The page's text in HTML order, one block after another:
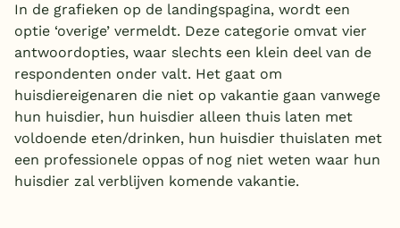
In de grafieken op de landingspagina, wordt een
optie ‘overige’ vermeldt. Deze categorie omvat vier
antwoordopties, waar slechts een klein deel van de
respondenten onder valt. Het gaat om
huisdiereigenaren die niet op vakantie gaan vanwege
hun huisdier, hun huisdier alleen thuis laten met
voldoende eten/drinken, hun huisdier thuislaten met
een professionele oppas of nog niet weten waar hun
huisdier zal verblijven komende vakantie.